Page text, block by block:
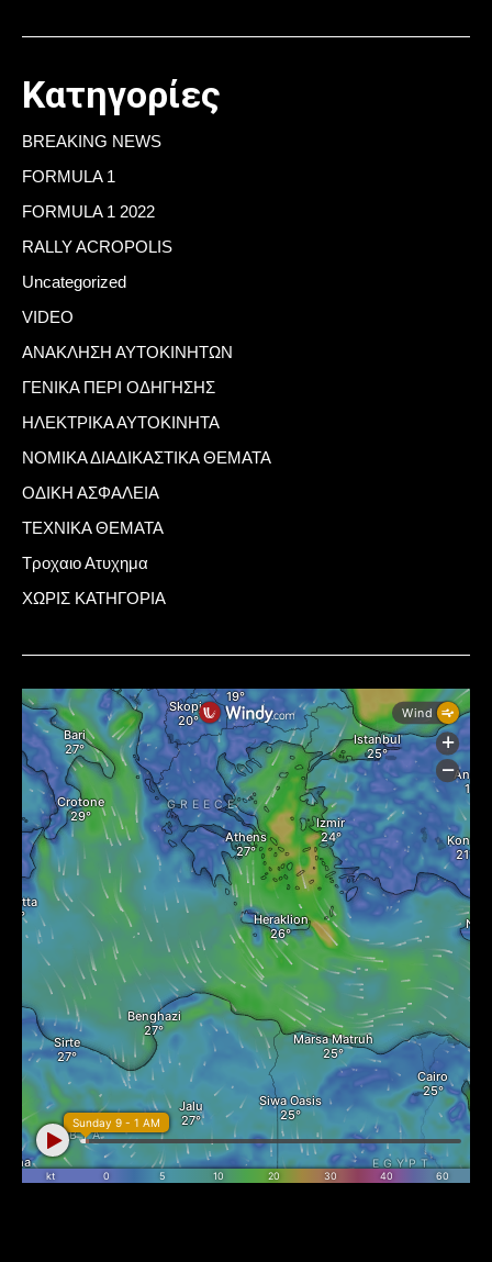
Κατηγορίες
BREAKING NEWS
FORMULA 1
FORMULA 1 2022
RALLY ACROPOLIS
Uncategorized
VIDEO
ΑΝΑΚΛΗΣΗ ΑΥΤΟΚΙΝΗΤΩΝ
ΓΕΝΙΚΑ ΠΕΡΙ ΟΔΗΓΗΣΗΣ
ΗΛΕΚΤΡΙΚΑ ΑΥΤΟΚΙΝΗΤΑ
ΝΟΜΙΚΑ ΔΙΑΔΙΚΑΣΤΙΚΑ ΘΕΜΑΤΑ
ΟΔΙΚΗ ΑΣΦΑΛΕΙΑ
ΤΕΧΝΙΚΑ ΘΕΜΑΤΑ
Τροχαιο Ατυχημα
ΧΩΡΙΣ ΚΑΤΗΓΟΡΙΑ